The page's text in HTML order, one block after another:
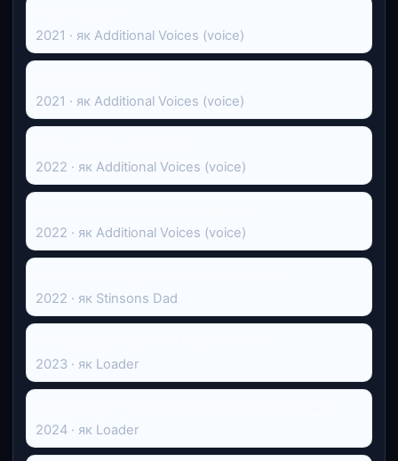
2021 · як Additional Voices (voice)
2021 · як Additional Voices (voice)
2022 · як Additional Voices (voice)
2022 · як Additional Voices (voice)
2022 · як Stinsons Dad
2023 · як Loader
2024 · як Loader